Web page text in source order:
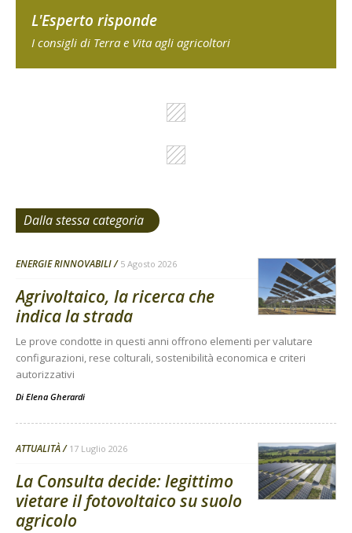
L'Esperto risponde
I consigli di Terra e Vita agli agricoltori
Dalla stessa categoria
ENERGIE RINNOVABILI 5 Agosto 2026
Agrivoltaico, la ricerca che
indica la strada
Le prove condotte in questi anni offrono elementi per valutare
configurazioni, rese colturali, sostenibilità economica e criteri
autorizzativi
Di Elena Gherardi
ATTUALITÀ 17 Luglio 2026
La Consulta decide: legittimo
vietare il fotovoltaico su suolo
agricolo